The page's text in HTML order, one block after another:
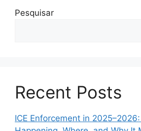
Pesquisar
Recent Posts
ICE Enforcement in 2025–2026: